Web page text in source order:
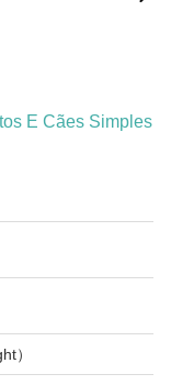
E Cães Simples
）